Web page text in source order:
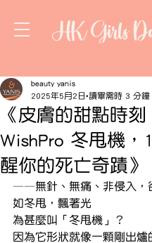
HK Girls
《皮膚的甜點時刻
WishPro 冬甩機，
醒你的死亡奇蹟》
beauty yanis
2025年5月2日 讀畢需時 3 分鐘
——無針、無痛、非侵入，
如冬甩，飄著光
為甚麼叫「冬甩機」？
因為它形狀就像一顆剛出爐